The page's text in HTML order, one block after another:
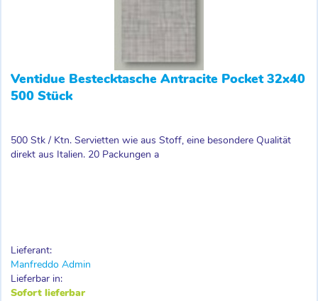
Ventidue Bestecktasche Antracite Pocket 32x40
500 Stück
500 Stk / Ktn. Servietten wie aus Stoff, eine besondere Qualität
direkt aus Italien. 20 Packungen a
Lieferant:
Manfreddo Admin
Lieferbar in:
Sofort lieferbar